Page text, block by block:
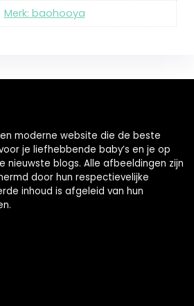
Merk: baohooya
moderne website die de beste
je liefhebbende baby’s en je op
nieuwste blogs. Alle afbeeldingen zijn
door hun respectievelijke
inhoud is afgeleid van hun